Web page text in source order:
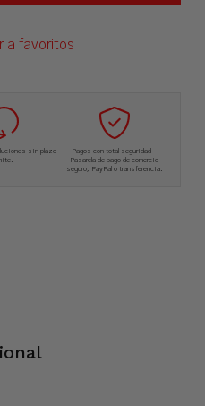
a favoritos
sin plazo
Pagos con total seguridad –
Pasarela de pago de comercio
seguro, PayPal o transferencia.